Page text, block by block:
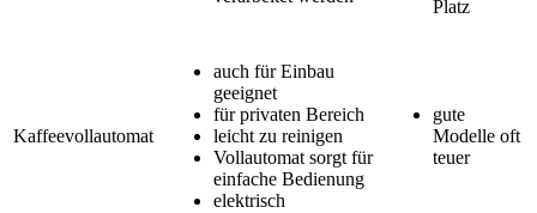
Platz
Kaffeevollautomat
auch für Einbau
geeignet
für privaten Bereich
leicht zu reinigen
Vollautomat sorgt für
einfache Bedienung
elektrisch
gute
Modelle oft
teuer